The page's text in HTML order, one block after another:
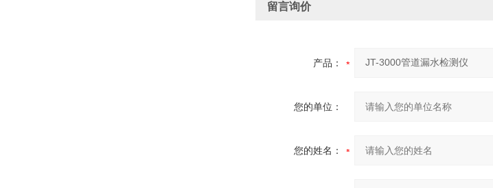
留言询价
产品：
您的单位：
您的姓名：